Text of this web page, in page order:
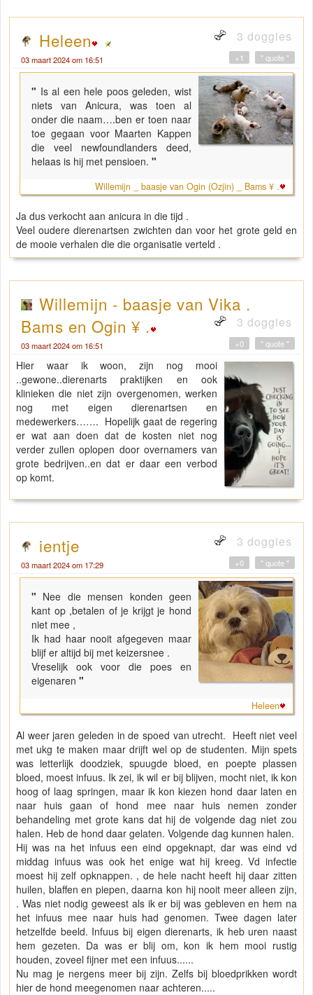
Heleen 3 doggies
03 maart 2024 om 16:51 " quote "
+1
" Is al een hele poos geleden, wist
niets van Anicura, was toen al
onder die naam….ben er toen naar
toe gegaan voor Maarten Kappen
die veel newfoundlanders deed,
helaas is hij met pensioen. "
Willemijn _ baasje van Ogin (Ozjin) _ Bams ¥ .
Ja dus verkocht aan anicura in die tijd .
Veel oudere dierenartsen zwichten dan voor het grote geld en
de mooie verhalen die die organisatie verteld .
Willemijn - baasje van Vika .
Bams en Ogin ¥ .
3 doggies
03 maart 2024 om 16:51 " quote "
+0
Hier waar ik woon, zijn nog mooi
..gewone..dierenarts praktijken en ook
klinieken die niet zijn overgenomen, werken
nog met eigen dierenartsen en
medewerkers……. Hopelijk gaat de regering
er wat aan doen dat de kosten niet nog
verder zullen oplopen door overnamers van
grote bedrijven..en dat er daar een verbod
op komt.
ientje 3 doggies
03 maart 2024 om 17:29 " quote "
+0
" Nee die mensen konden geen
kant op ,betalen of je krijgt je hond
niet mee ,
Ik had haar nooit afgegeven maar
blijf er altijd bij met keizersnee .
Vreselijk ook voor die poes en
eigenaren "
Heleen
Al weer jaren geleden in de spoed van utrecht. Heeft niet veel
met ukg te maken maar drijft wel op de studenten. Mijn spets
was letterlijk doodziek, spuugde bloed, en poepte plassen
bloed, moest infuus. Ik zei, ik wil er bij blijven, mocht niet, ik kon
hoog of laag springen, maar ik kon kiezen hond daar laten en
naar huis gaan of hond mee naar huis nemen zonder
behandeling met grote kans dat hij de volgende dag niet zou
halen. Heb de hond daar gelaten. Volgende dag kunnen halen.
Hij was na het infuus een eind opgeknapt, dar was eind vd
middag infuus was ook het enige wat hij kreeg. Vd infectie
moest hij zelf opknappen. , de hele nacht heeft hij daar zitten
huilen, blaffen en piepen, daarna kon hij nooit meer alleen zijn,
. Was niet nodig geweest als ik er bij was gebleven en hem na
het infuus mee naar huis had genomen. Twee dagen later
hetzelfde beeld. Infuus bij eigen dierenarts, ik heb uren naast
hem gezeten. Da was er blij om, kon ik hem mooi rustig
houden, zoveel fijner met een infuus......
Nu mag je nergens meer bij zijn. Zelfs bij bloedprikken wordt
hier de hond meegenomen naar achteren.....